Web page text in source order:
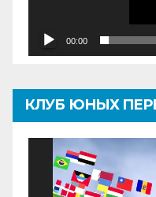
00:00
КЛУБ ЮНЫХ
Видеоплеер